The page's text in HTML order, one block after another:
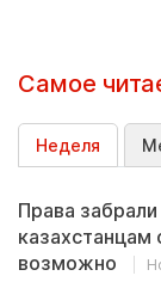
Самое
Неделя
Права
казахстанцам
возможно